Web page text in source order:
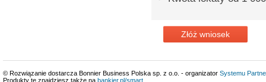
Złóż wniosek
© Rozwiązanie dostarcza Bonnier Business Polska sp. z o.o. - organizator Systemu
Produkty te znajdziesz także na bankier.pl/smart